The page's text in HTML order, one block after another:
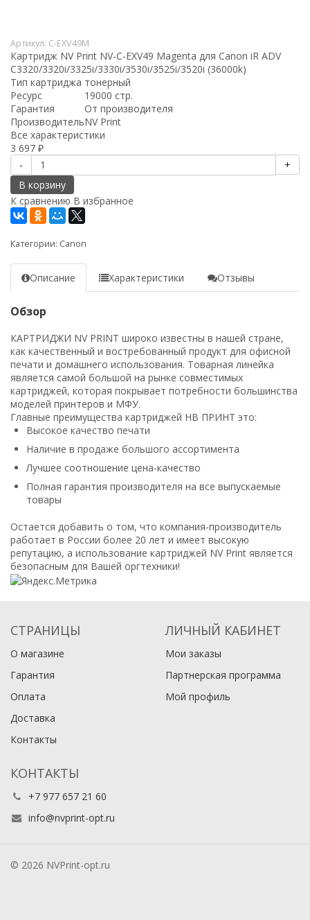
Артикул: C-EXV49M
Картридж NV Print NV-C-EXV49 Magenta для Canon iR ADV
C3320/3320i/3325i/3330i/3530i/3525i/3520i (36000k)
Тип картриджа тонерный
Ресурс
19000 стр.
Гарантия
От производителя
ПроизводительNV Print
Все характеристики
3 697 ₽
-
+
В корзину
К сравнению В избранное
Категории: Canon
Описание Характеристики Отзывы
Обзор
КАРТРИДЖИ NV PRINT широко известны в нашей стране,
как качественный и востребованный продукт для офисной
печати и домашнего использования. Товарная линейка
является самой большой на рынке совместимых
картриджей, которая покрывает потребности большинства
моделей принтеров и МФУ.
Главные преимущества картриджей НВ ПРИНТ это:
Высокое качество печати
Наличие в продаже большого ассортимента
Лучшее соотношение цена-качество
Полная гарантия производителя на все выпускаемые
товары
Остается добавить о том, что компания-производитель
работает в России более 20 лет и имеет высокую
репутацию, а использование картриджей NV Print является
безопасным для Вашей оргтехники!
СТРАНИЦЫ
О магазине
Гарантия
Оплата
Доставка
Контакты
ЛИЧНЫЙ КАБИНЕТ
Мои заказы
Партнерская программа
Мой профиль
КОНТАКТЫ
+7 977 657 21 60
info@nvprint-opt.ru
© 2026 NVPrint-opt.ru